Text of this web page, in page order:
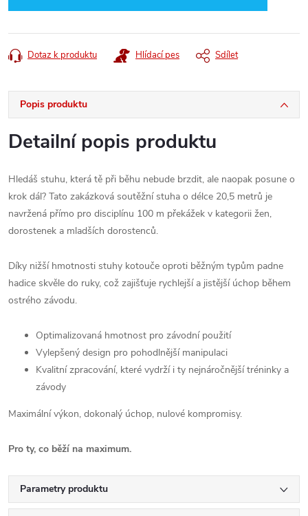
Dotaz k produktu Hlídací pes Sdílet
Popis produktu
Detailní popis produktu
Hledáš stuhu, která tě při běhu nebude brzdit, ale naopak posune o
krok dál? Tato zakázková soutěžní stuha o délce 20,5 metrů je
navržená přímo pro disciplínu 100 m překážek v kategorii žen,
dorostenek a mladších dorostenců.
Díky nižší hmotnosti stuhy kotouče oproti běžným typům padne
hadice skvěle do ruky, což zajišťuje rychlejší a jistější úchop během
ostrého závodu.
Optimalizovaná hmotnost pro závodní použití
Vylepšený design pro pohodlnější manipulaci
Kvalitní zpracování, které vydrží i ty nejnáročnější tréninky a
závody
Maximální výkon, dokonalý úchop, nulové kompromisy.
Pro ty, co běží na maximum.
Parametry produktu